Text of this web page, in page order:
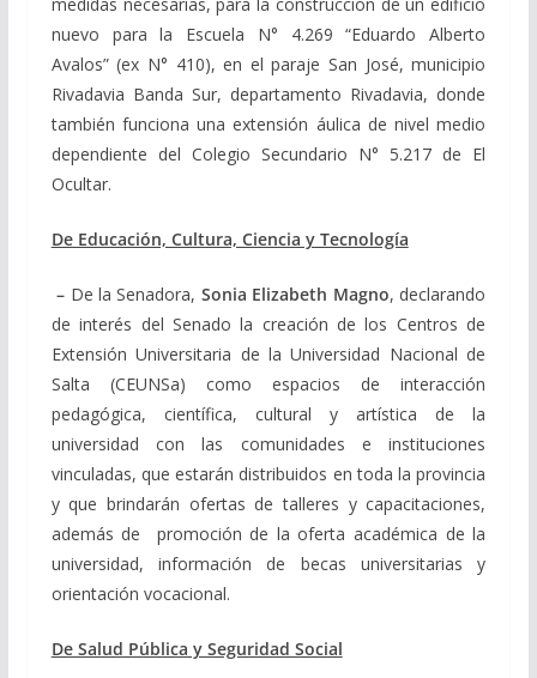
nuevo para la Escuela N° 4.269 “Eduardo Alberto
Avalos” (ex N° 410), en el paraje San José, municipio
Rivadavia Banda Sur, departamento Rivadavia, donde
también funciona una extensión áulica de nivel medio
dependiente del Colegio Secundario N° 5.217 de El
Ocultar.
De Educación, Cultura, Ciencia y Tecnología
– De la Senadora, Sonia Elizabeth Magno, declarando
de interés del Senado la creación de los Centros de
Extensión Universitaria de la Universidad Nacional de
Salta (CEUNSa) como espacios de interacción
pedagógica, científica, cultural y artística de la
universidad con las comunidades e instituciones
vinculadas, que estarán distribuidos en toda la provincia
y que brindarán ofertas de talleres y capacitaciones,
además de promoción de la oferta académica de la
universidad, información de becas universitarias y
orientación vocacional.
De Salud Pública y Seguridad Social